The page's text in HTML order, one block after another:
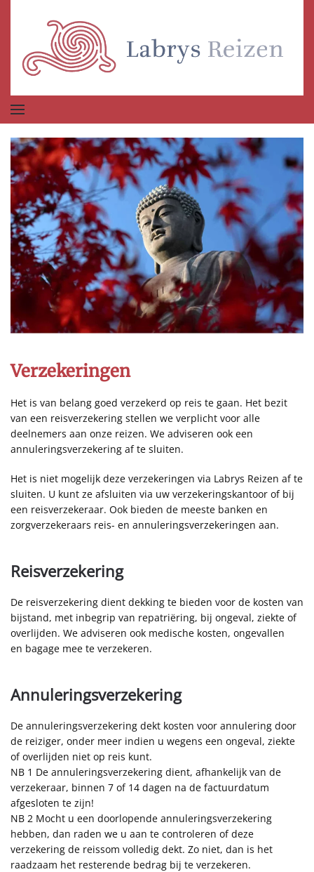
Terug naar hoofdinhoud
Verzekeringen
Het is van belang goed verzekerd op reis te gaan. Het bezit
van een reisverzekering stellen we verplicht voor alle
deelnemers aan onze reizen. We adviseren ook een
annuleringsverzekering af te sluiten.
Het is niet mogelijk deze verzekeringen via Labrys Reizen af te
sluiten. U kunt ze afsluiten via uw verzekeringskantoor of bij
een reisverzekeraar. Ook bieden de meeste banken en
zorgverzekeraars reis- en annuleringsverzekeringen aan.
Reisverzekering
De reisverzekering dient dekking te bieden voor de kosten van
bijstand, met inbegrip van repatriëring, bij ongeval, ziekte of
overlijden. We adviseren ook medische kosten, ongevallen
en bagage mee te verzekeren.
Annuleringsverzekering
De annuleringsverzekering dekt kosten voor annulering door
de reiziger, onder meer indien u wegens een ongeval, ziekte
of overlijden niet op reis kunt.
NB 1 De annuleringsverzekering dient, afhankelijk van de
verzekeraar, binnen 7 of 14 dagen na de factuurdatum
afgesloten te zijn!
NB 2 Mocht u een doorlopende annuleringsverzekering
hebben, dan raden we u aan te controleren of deze
verzekering de reissom volledig dekt. Zo niet, dan is het
raadzaam het resterende bedrag bij te verzekeren.